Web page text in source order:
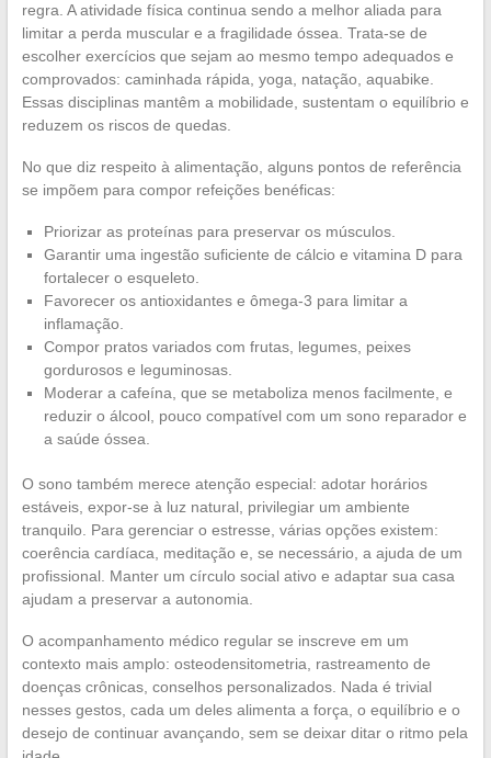
regra. A atividade física continua sendo a melhor aliada para
limitar a perda muscular e a fragilidade óssea. Trata-se de
escolher exercícios que sejam ao mesmo tempo adequados e
comprovados: caminhada rápida, yoga, natação, aquabike.
Essas disciplinas mantêm a mobilidade, sustentam o equilíbrio e
reduzem os riscos de quedas.
No que diz respeito à alimentação, alguns pontos de referência
se impõem para compor refeições benéficas:
Priorizar as proteínas para preservar os músculos.
Garantir uma ingestão suficiente de cálcio e vitamina D para
fortalecer o esqueleto.
Favorecer os antioxidantes e ômega-3 para limitar a
inflamação.
Compor pratos variados com frutas, legumes, peixes
gordurosos e leguminosas.
Moderar a cafeína, que se metaboliza menos facilmente, e
reduzir o álcool, pouco compatível com um sono reparador e
a saúde óssea.
O sono também merece atenção especial: adotar horários
estáveis, expor-se à luz natural, privilegiar um ambiente
tranquilo. Para gerenciar o estresse, várias opções existem:
coerência cardíaca, meditação e, se necessário, a ajuda de um
profissional. Manter um círculo social ativo e adaptar sua casa
ajudam a preservar a autonomia.
O acompanhamento médico regular se inscreve em um
contexto mais amplo: osteodensitometria, rastreamento de
doenças crônicas, conselhos personalizados. Nada é trivial
nesses gestos, cada um deles alimenta a força, o equilíbrio e o
desejo de continuar avançando, sem se deixar ditar o ritmo pela